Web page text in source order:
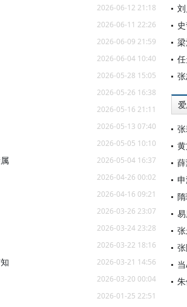
2026-06-12 21:18
2026-06-11 22:26
2026-06-09 21:59
2026-06-04 10:40
2026-05-28 15:05
2026-05-26 16:38
2026-05-16 21:11
2026-05-13 07:40
2026-05-05 10:10
2026-05-04 16:37
2026-04-26 00:02
2026-04-16 09:21
2026-03-26 23:07
2026-03-24 23:28
2026-03-22 18:16
2026-03-21 14:56
2026-03-20 00:04
2026-01-25 22:51